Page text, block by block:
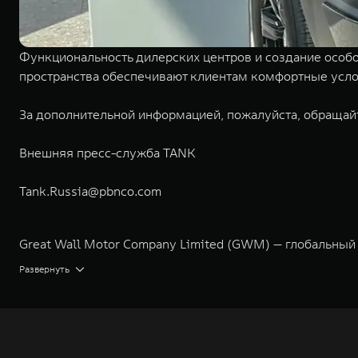
Функциональность дилерских центров и создание
пространства обеспечивают клиентам комфортные
За дополнительной информацией, пожалуйста,
Внешняя пресс-служба TANK
Tank.Russia@pbnco.com
Great Wall Motor Company Limited (GWM) —
экологичном производстве. Компания была
Развернуть